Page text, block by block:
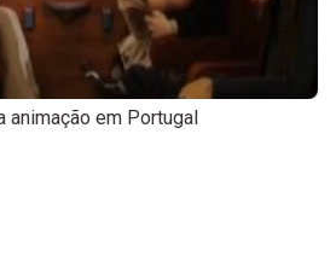
animação em Portugal